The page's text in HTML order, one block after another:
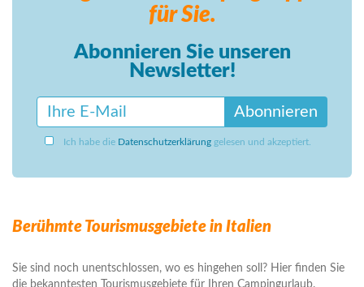
für Sie.
Abonnieren Sie unseren
Newsletter!
Abonnieren
Ich habe die Datenschutzerklärung gelesen und akzeptiert.
Berühmte Tourismusgebiete in Italien
Sie sind noch unentschlossen, wo es hingehen soll? Hier finden Sie
die bekanntesten Tourismusgebiete für Ihren Campingurlaub.